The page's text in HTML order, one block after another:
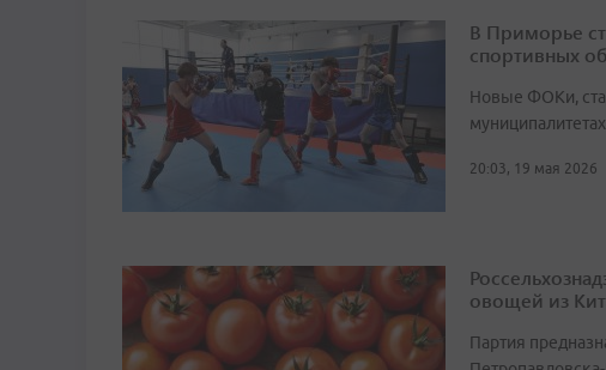
В Приморье
спортивных
Новые ФОКи,
20:03, 19 мая 2026
овощей из
Партия